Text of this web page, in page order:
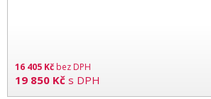
16 405 Kčbez DPH
19 850 Kč s DPH